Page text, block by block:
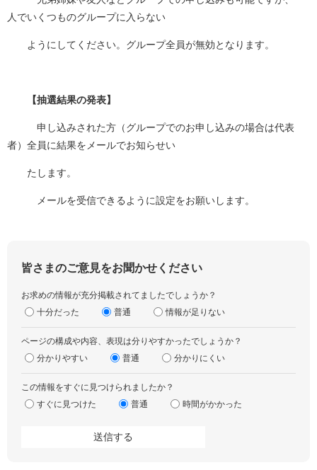
人でいくつものグループに入らない
ようにしてください。グループ全員が無効となります。
【抽選結果の発表】
申し込みされた方（グループでのお申し込みの場合は代表
者）全員に結果をメールでお知らせい
たします。
メールを受信できるように設定をお願いします。
皆さまのご意見をお聞かせください
お求めの情報が充分掲載されてましたでしょうか？
十分だった
普通 情報が足りない
ページの構成や内容、表現は分りやすかったでしょうか？
分かりやすい
普通 分かりにくい
この情報をすぐに見つけられましたか？
すぐに見つけた
普通 時間がかかった